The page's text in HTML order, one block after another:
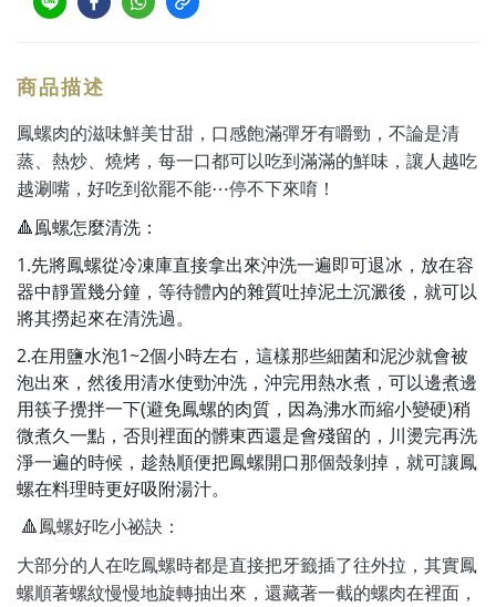
商品描述
鳳螺肉的滋味鮮美甘甜，口感飽滿彈牙有嚼勁，不論是清
蒸、熱炒、燒烤，每一口都可以吃到滿滿的鮮味，讓人越吃
越涮嘴，好吃到欲罷不能⋯停不下來唷！
🔺鳯螺怎麼清洗：
1.先將鳳螺從冷凍庫直接拿出來沖洗一遍即可退冰，放在容
器中靜置幾分鐘，等待體內的雜質吐掉泥土沉澱後，就可以
將其撈起來在清洗過。
2.在用鹽水泡1~2個小時左右，這樣那些細菌和泥沙就會被
泡出來，然後用清水使勁沖洗，沖完用熱水煮，可以邊煮邊
用筷子攪拌一下(避免鳳螺的肉質，因為沸水而縮小變硬)稍
微煮久一點，否則裡面的髒東西還是會殘留的，川燙完再洗
淨一遍的時候，趁熱順便把鳳螺開口那個殼剝掉，就可讓鳳
螺在料理時更好吸附湯汁。
🔺鳳螺好吃小祕訣：
大部分的人在吃鳳螺時都是直接把牙籤插了往外拉，其實鳳
螺順著螺紋慢慢地旋轉抽出來，還藏著一截的螺肉在裡面，